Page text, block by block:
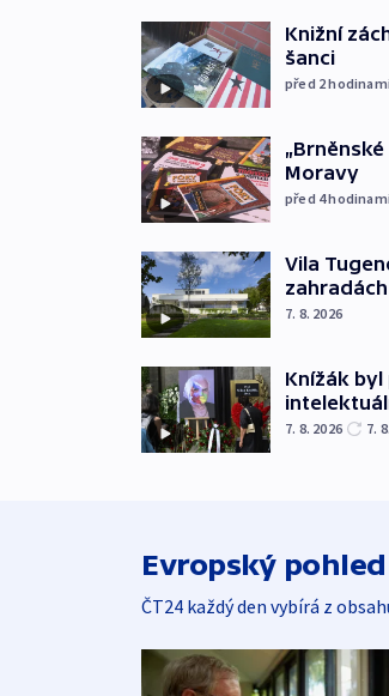
Knižní
šanci
před 2hodinami
Moravy
před 4hodinami
Vila
zahradách
7. 8. 2026
Knížák
7. 8. 2026 7.
Evropský pohled
ČT24 každý den vybírá z